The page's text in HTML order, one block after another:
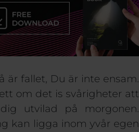
är fallet, Du är inte ensam.
om det is svårigheter att
utvilad på morgonen.
kan ligga inom yvår egen